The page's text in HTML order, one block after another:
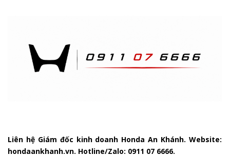
Liên hệ Giám đốc kinh doanh Honda An Khánh. Website:
hondaankhanh.vn. Hotline/Zalo: 0911 07 6666.